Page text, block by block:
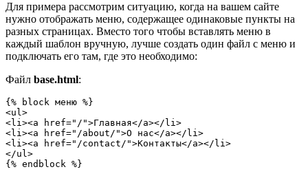
Для примера рассмотрим ситуацию, когда на вашем сайте
нужно отображать меню, содержащее одинаковые пункты на
разных страницах. Вместо того чтобы вставлять меню в
каждый шаблон вручную, лучше создать один файл с меню и
подключать его там, где это необходимо:
Файл base.html:
{% block меню %}
<ul>
<li><a href="/">Главная</a></li>
<li><a href="/about/">О нас</a></li>
<li><a href="/contact/">Контакты</a></li>
</ul>
{% endblock %}